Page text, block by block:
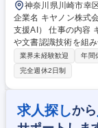
神奈川県川崎市幸
企業名 キヤノン株式会社 求人名 【神奈川】AIエンジニア（生
支援AI） 仕事の内容 キヤノンの複合機やクラウドサービスに生成AI(LLM)
や文書認識技術を組
を用いた保守支援や
す」AIを作ります (1)生成AI・LLMを活用した業務支援機能の開発（RA
G、プロンプト設計
理解）による自動化
(4)事業部門と連携し
中で使われる製品へ
業界未経験歓迎 年間
完全週休2日制
求人探しから